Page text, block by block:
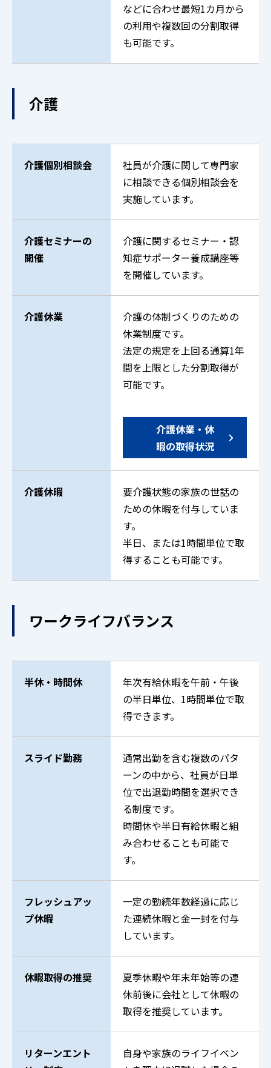
などに合わせ最短1カ月から
の利用や複数回の分割取得
も可能です。
介護
介護個別相談会
社員が介護に関して専門家
に相談できる個別相談会を
実施しています。
介護セミナーの
開催
介護に関するセミナー・認
知症サポーター養成講座等
を開催しています。
介護休業
介護の体制づくりのための
休業制度です。
法定の規定を上回る通算1年
間を上限とした分割取得が
可能です。
介護休業・休
暇の取得状況
介護休暇
要介護状態の家族の世話の
ための休暇を付与していま
す。
半日、または1時間単位で取
得することも可能です。
ワークライフバランス
半休・時間休
年次有給休暇を午前・午後
の半日単位、1時間単位で取
得できます。
スライド勤務
通常出勤を含む複数のパタ
ーンの中から、社員が日単
位で出退勤時間を選択でき
る制度です。
時間休や半日有給休暇と組
み合わせることも可能で
す。
フレッシュアッ
プ休暇
一定の勤続年数経過に応じ
た連続休暇と金一封を付与
しています。
休暇取得の推奨
夏季休暇や年末年始等の連
休前後に会社として休暇の
取得を推奨しています。
リターンエント
自身や家族のライフイベン